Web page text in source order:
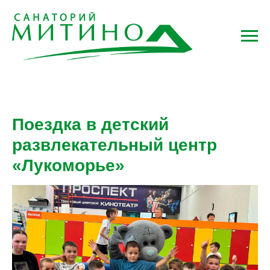
Поездка в детский
развлекательный центр
«Лукоморье»